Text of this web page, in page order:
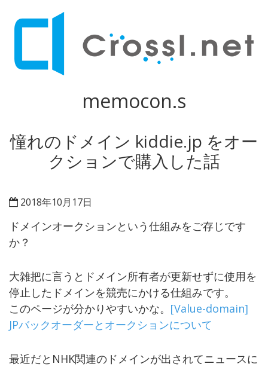
memocon.s
憧れのドメイン kiddie.jp をオー
クションで購入した話
2018年10月17日
ドメインオークションという仕組みをご存じです
か？
大雑把に言うとドメイン所有者が更新せずに使用を
停止したドメインを競売にかける仕組みです。
このページが分かりやすいかな。 [Value-domain]
JPバックオーダーとオークションについて
最近だとNHK関連のドメインが出されてニュースに